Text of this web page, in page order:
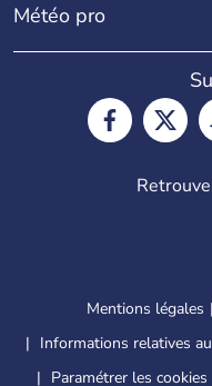
Météo pro
Mentions légales
Informations relatives
Paramétrer les cookies